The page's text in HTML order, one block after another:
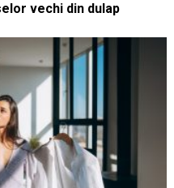
vechi din dulap